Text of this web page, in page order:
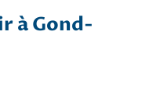
à Gond-